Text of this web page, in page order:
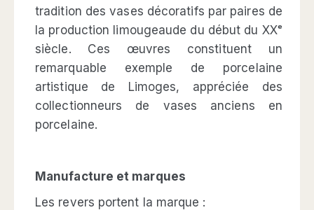
tradition des vases décoratifs par paires de
la production limougeaude du début du XXᵉ
siècle. Ces œuvres constituent un
remarquable exemple de porcelaine
artistique de Limoges, appréciée des
collectionneurs de vases anciens en
porcelaine.
Manufacture et marques
Les revers portent la marque :